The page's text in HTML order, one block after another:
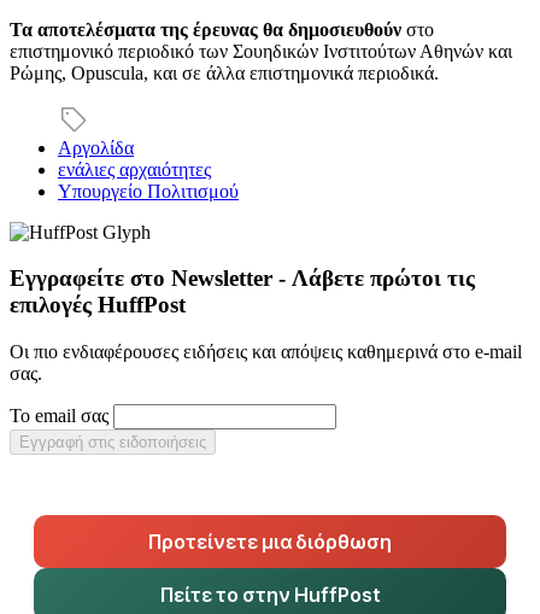
Τα αποτελέσματα της έρευνας θα δημοσιευθούν στο
επιστημονικό περιοδικό των Σουηδικών Ινστιτούτων Αθηνών και
Ρώμης, Opuscula, και σε άλλα επιστημονικά περιοδικά.
Αργολίδα
ενάλιες αρχαιότητες
Υπουργείο Πολιτισμού
Εγγραφείτε στο Newsletter - Λάβετε πρώτοι τις
επιλογές HuffPost
Οι πιο ενδιαφέρουσες ειδήσεις και απόψεις καθημερινά στο e-mail
σας.
Το email σας
Εγγραφή στις ειδοποιήσεις
Προτείνετε μια διόρθωση
Πείτε το στην HuffPost